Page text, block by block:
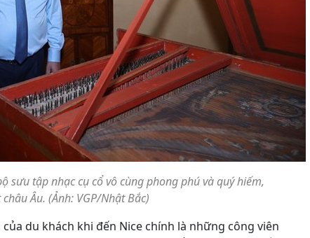
tập nhạc cụ cổ vô cùng phong phú và quý hiếm,
Âu. (Ảnh: VGP/Nhật Bắc)
du khách khi đến Nice chính là những công viên